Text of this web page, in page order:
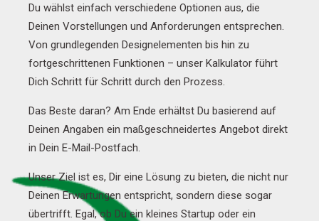
Du wählst einfach verschiedene Optionen aus, die
Deinen Vorstellungen und Anforderungen entsprechen.
Von grundlegenden Designelementen bis hin zu
fortgeschrittenen Funktionen – unser Kalkulator führt
Dich Schritt für Schritt durch den Prozess.
Das Beste daran? Am Ende erhältst Du basierend auf
Deinen Angaben ein maßgeschneidertes Angebot direkt
in Dein E-Mail-Postfach.
Unser Ziel ist es, Dir eine Lösung zu bieten, die nicht nur
Deinen Erwartungen entspricht, sondern diese sogar
übertrifft. Egal, ob Du ein kleines Startup oder ein